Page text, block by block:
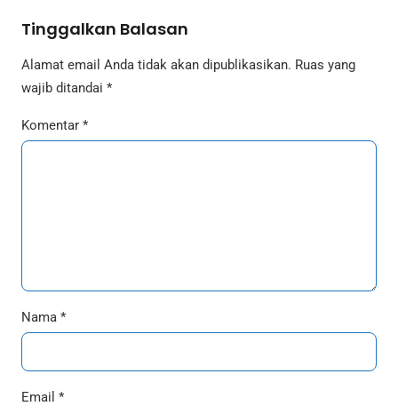
Tinggalkan Balasan
Alamat email Anda tidak akan dipublikasikan. Ruas yang
wajib ditandai *
Komentar *
Nama *
Email *